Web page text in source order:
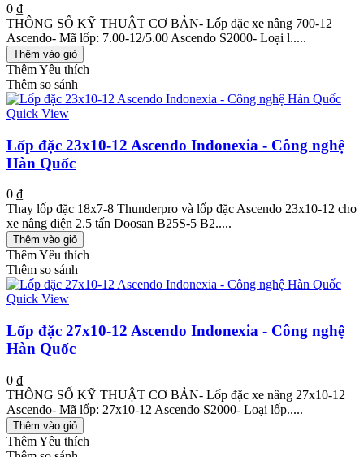
0 ₫
THÔNG SỐ KỸ THUẬT CƠ BẢN- Lốp đặc xe nâng 700-12
Ascendo- Mã lốp: 7.00-12/5.00 Ascendo S2000- Loại l.....
Thêm vào giỏ
Thêm Yêu thích
Thêm so sánh
Quick View
Lốp đặc 23x10-12 Ascendo Indonexia - Công nghệ
Hàn Quốc
0 ₫
Thay lốp đặc 18x7-8 Thunderpro và lốp đặc Ascendo 23x10-12 cho
xe nâng điện 2.5 tấn Doosan B25S-5 B2.....
Thêm vào giỏ
Thêm Yêu thích
Thêm so sánh
Quick View
Lốp đặc 27x10-12 Ascendo Indonexia - Công nghệ
Hàn Quốc
0 ₫
THÔNG SỐ KỸ THUẬT CƠ BẢN- Lốp đặc xe nâng 27x10-12
Ascendo- Mã lốp: 27x10-12 Ascendo S2000- Loại lốp.....
Thêm vào giỏ
Thêm Yêu thích